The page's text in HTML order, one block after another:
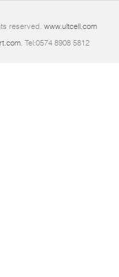
reserved. www.ultcell.com
. Tel:0574 8908 5812